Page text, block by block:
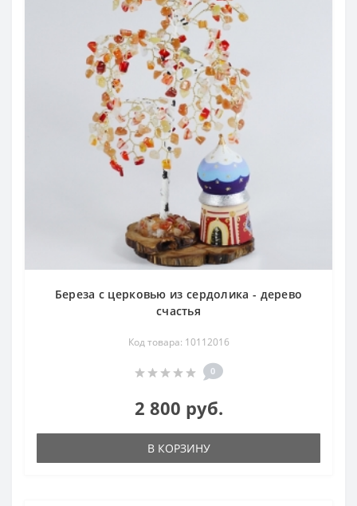
Береза с церковью из сердолика - дерево
счастья
Код товара: 10112016
0
2 800 руб.
В КОРЗИНУ